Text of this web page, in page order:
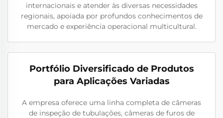
internacionais e atender às diversas necessidades
regionais, apoiada por profundos conhecimentos de
mercado e experiência operacional multicultural.
Portfólio Diversificado de Produtos
para Aplicações Variadas
A empresa oferece uma linha completa de câmeras
de inspeção de tubulações, câmeras de furos de